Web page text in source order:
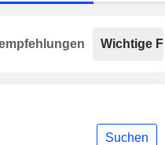
Suchen
Wichtige